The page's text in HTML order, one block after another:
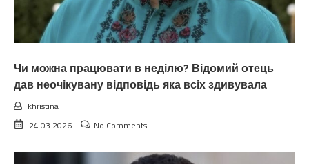
Чи можна працювати в неділю? Відомий отець
дав неочікувану відповідь яка всіх здивувала
khristina
24.03.2026
No Comments